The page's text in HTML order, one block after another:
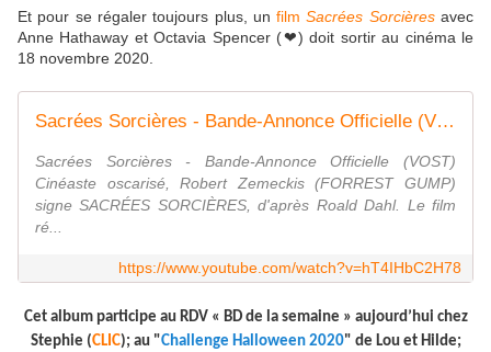
Et pour se régaler toujours plus, unfilmSacrées Sorcièresavec
Anne Hathaway et Octavia Spencer (❤) doit sortir au cinéma le
18 novembre 2020.
Sacrées Sorcières - Bande-Annonce Officielle (VOST) - Anne Hathaway, Robert Zemeckis
Sacrées Sorcières - Bande-Annonce Officielle (VOST)
Cinéaste oscarisé, Robert Zemeckis (FORREST GUMP)
signe SACRÉES SORCIÈRES, d'après Roald Dahl. Le film
ré...
https://www.youtube.com/watch?v=hT4IHbC2H78
Cet album participe au RDV « BD de la semaine » aujourd’hui chez
Stephie (CLIC); au "Challenge Halloween 2020" de Lou et Hilde;